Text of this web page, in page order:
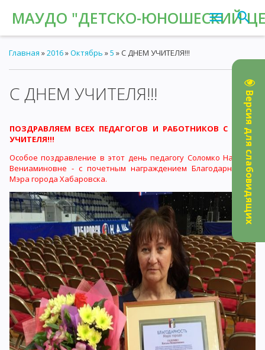
Версия для слабовидящих
МАУДО "ДЕТСКО-ЮНОШЕСКИЙ
Главная »2016»Октябрь »5 » С ДНЕМ УЧИТЕЛЯ!!!
16:16
С ДНЕМ УЧИТЕЛЯ!!!
ПОЗДРАВЛЯЕМ ВСЕХ ПЕДАГОГОВ И РАБОТНИКОВ С ДНЕМ
УЧИТЕЛЯ!!!
Особое поздравление в этот день педагогу Соломко Наталье
Вениаминовне - с почетным награждением Благодарностью
Мэра города Хабаровска.